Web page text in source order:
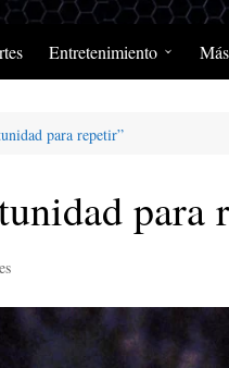
Entretenimiento
MerengClásicos
Más
para repetir”
para